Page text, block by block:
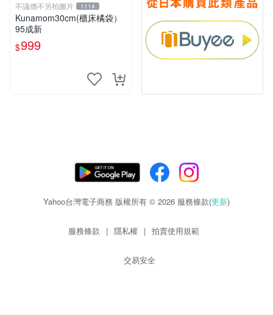
不議價不另拍圖片 1114
Kunamom30cm(櫃床橘袋）
95成新
$999
Yahoo台灣電子商務 版權所有 © 2026 服務條款(更新)
服務條款 | 隱私權 | 拍賣使用規範
交易安全